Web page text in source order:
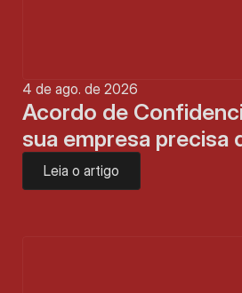
4 de ago. de 2026
Acordo de
sua empresa precisa
Leia o artigo